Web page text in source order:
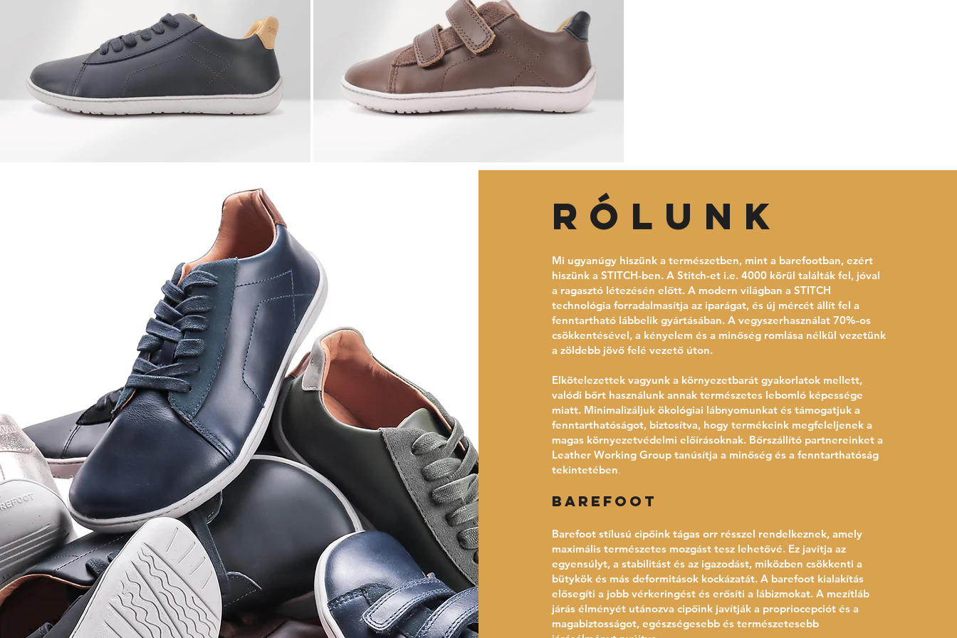
rólunk
Mi ugyanúgy hiszünk a természetben, mint a barefootban, ezért
hiszünk a STITCH-ben. A Stitch-et i.e. 4000 körül találták fel, jóval
a ragasztó létezésén előtt. A modern világban a STITCH
technológia forradalmasítja az iparágat, és új mércét állít fel a
fenntartható lábbelik gyártásában. A vegyszerhasználat 70%-os
csökkentésével, a kényelem és a minőség romlása nélkül vezetünk
a zöldebb jövő felé vezető úton.
Elkötelezettek vagyunk a környezetbarát gyakorlatok mellett,
valódi bőrt használunk annak természetes lebomló képessége
miatt. Minimalizáljuk ökológiai lábnyomunkat és támogatjuk a
fenntarthatóságot, biztosítva, hogy termékeink megfeleljenek a
magas környezetvédelmi előírásoknak. Bőrszállító partnereinket a
Leather Working Group tanúsítja a minőség és a fenntarthatóság
tekintetében.
Barefoot
Barefoot stílusú cipőink tágas orr résszel rendelkeznek, amely
maximális természetes mozgást tesz lehetővé. Ez javítja az
egyensúlyt, a stabilitást és az igazodást, miközben csökkenti a
bütykök és más deformitások kockázatát. A barefoot kialakítás
elősegíti a jobb vérkeringést és erősíti a lábizmokat. A mezítláb
járás élményét utánozva cipőink javítják a propriocepciót és a
magabiztosságot, egészségesebb és természetesebb